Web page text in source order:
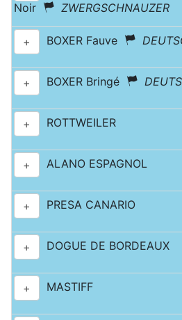
Noir
ZWERGSCHNAUZER
+ BOXER Fauve
+ BOXER Bringé
+ ROTTWEILER
+ ALANO ESPAGNOL
+ PRESA CANARIO
+ DOGUE DE BORDEAUX
+ MASTIFF